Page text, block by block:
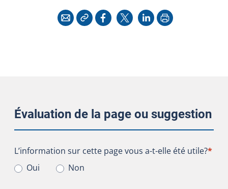
CourrielCopier l'adresse
Facebook
X LinkedInImprimer
Évaluation de la page ou suggestion
L’information sur cette page vous a-t-elle été utile?
L’information sur cette page vous a-t-elle été utile?*
Oui
Non